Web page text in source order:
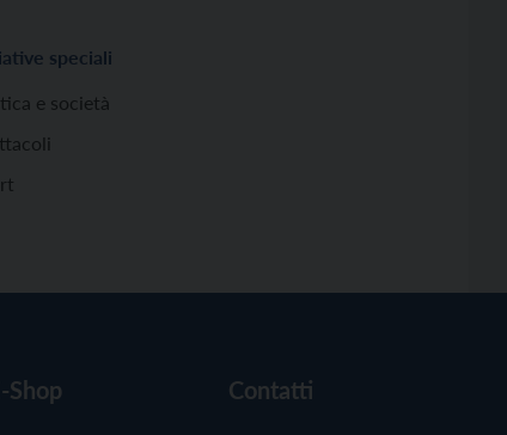
speciali
e società
Shop Contatti